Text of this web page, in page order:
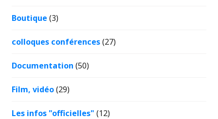
Boutique (3)
colloques conférences(27)
Documentation (50)
Film, vidéo(29)
Les infos "officielles" (12)